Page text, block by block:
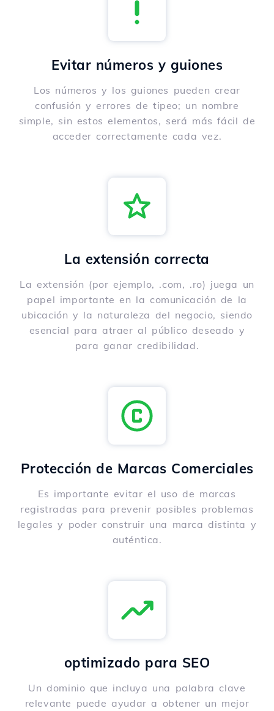
Evitar números y guiones
Los números y los guiones pueden crear
confusión y errores de tipeo; un nombre
simple, sin estos elementos, será más fácil de
acceder correctamente cada vez.
La extensión correcta
La extensión (por ejemplo, .com, .ro) juega un
papel importante en la comunicación de la
ubicación y la naturaleza del negocio, siendo
esencial para atraer al público deseado y
para ganar credibilidad.
Protección de Marcas Comerciales
Es importante evitar el uso de marcas
registradas para prevenir posibles problemas
legales y poder construir una marca distinta y
auténtica.
optimizado para SEO
Un dominio que incluya una palabra clave
relevante puede ayudar a obtener un mejor